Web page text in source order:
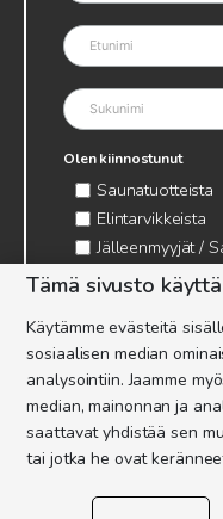
Olen kiinnostunut
Saunatuotteista
Elintarvikkeista
Jälleenmyyjät /
Jälleenmyyjät /
Ajankohtaista &
Tämä sivusto
Käytämme evästeitä
sosiaalisen median
analysointiin. Jaamme
median, mainonnan ja
saattavat yhdistää sen
tai jotka he ovat